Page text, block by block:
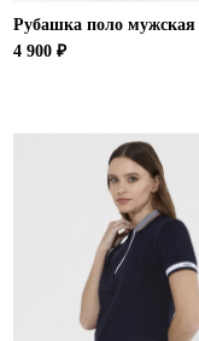
Рубашка поло мужская
4 900 ₽